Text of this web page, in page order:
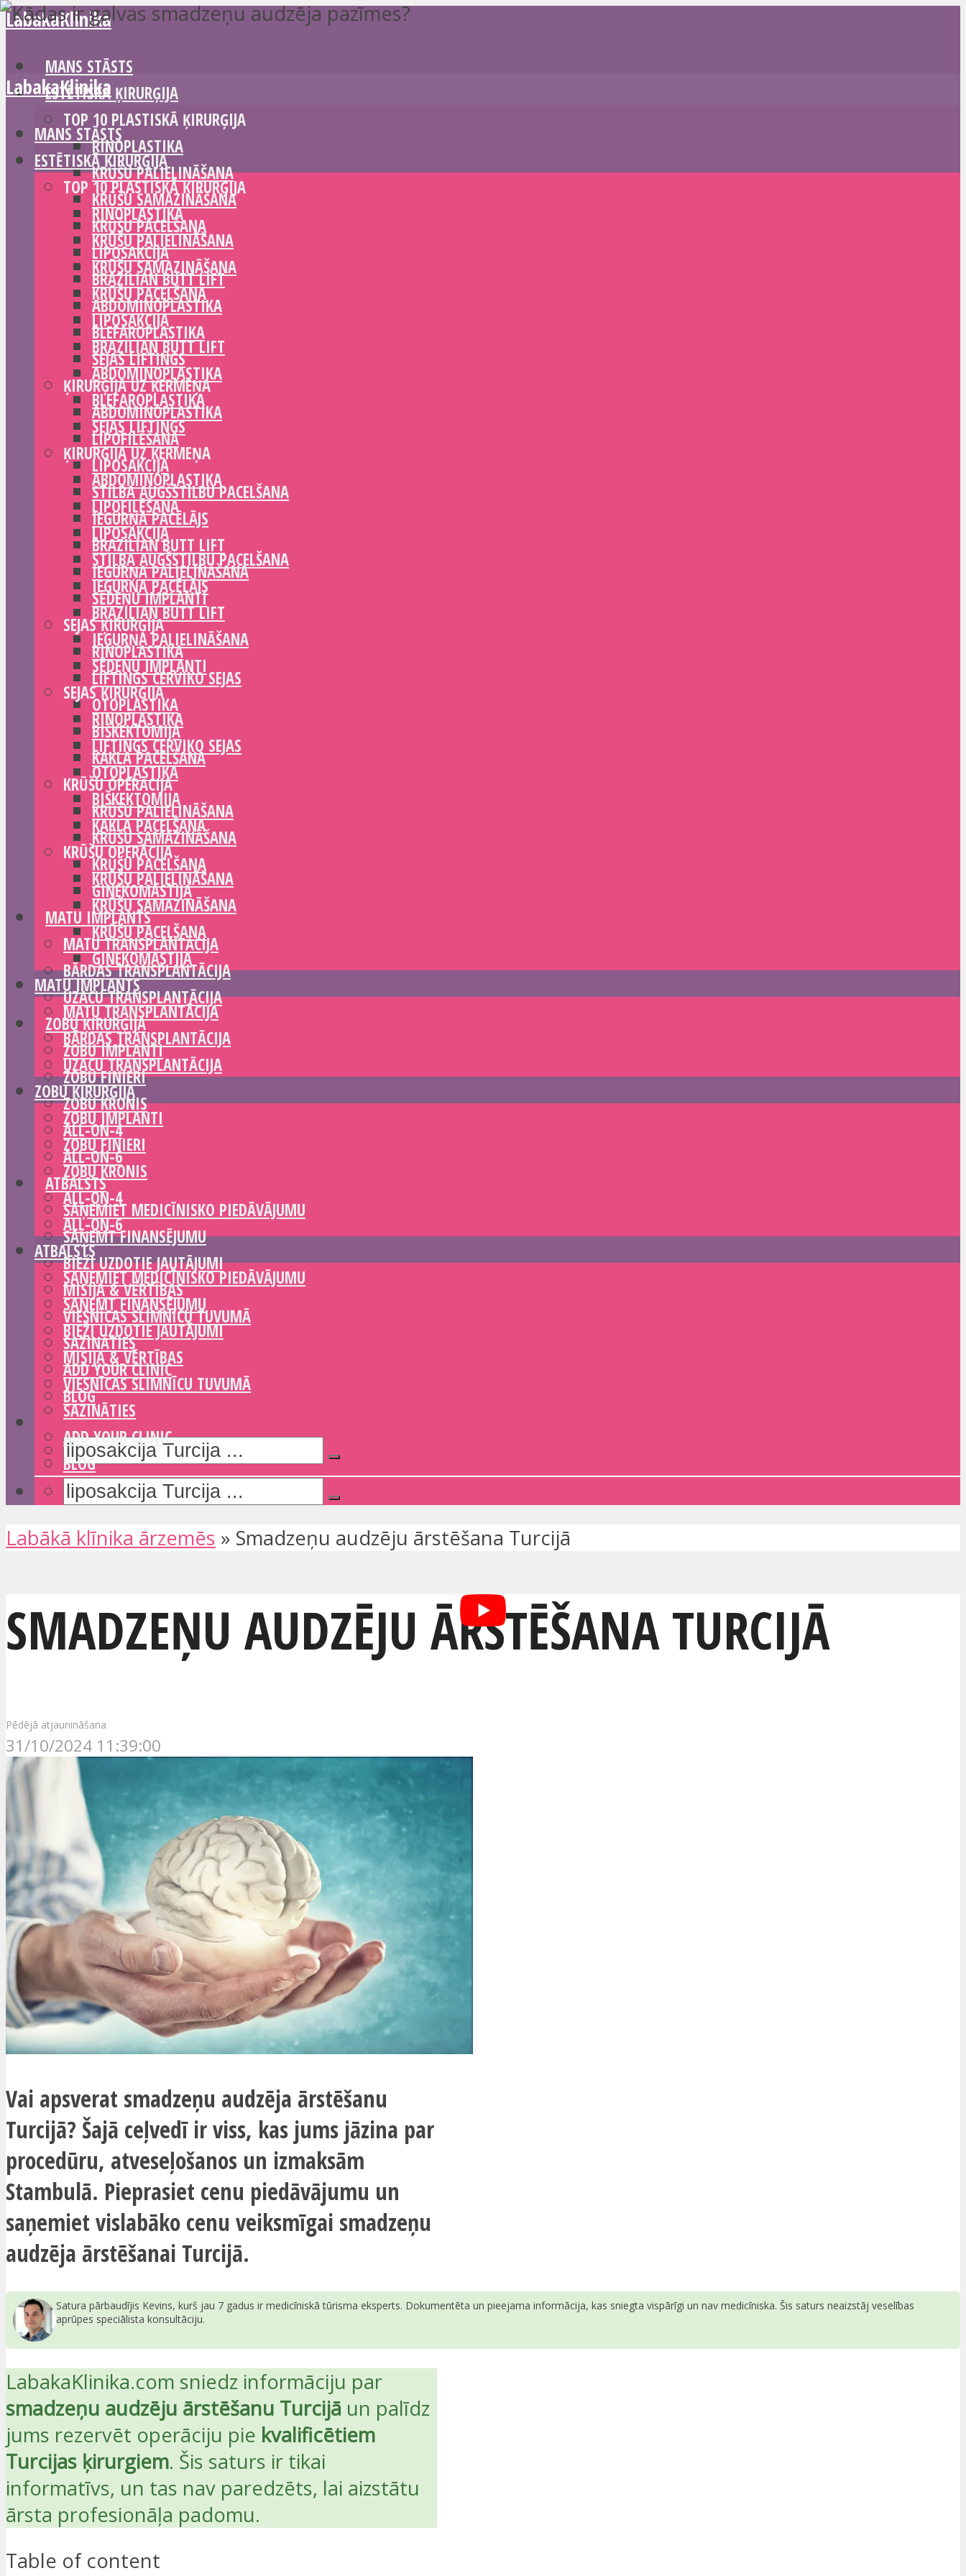
LabakaKlinika
MANS STĀSTS
ESTĒTISKĀ ĶIRURĢIJA
TOP 10 PLASTISKĀ ĶIRURĢIJA
RINOPLASTIKA
KRŪŠU PALIELINĀŠANA
KRŪŠU SAMAZINĀŠANA
KRŪŠU PACELŠANA
LIPOSAKCIJA
BRAZILIAN BUTT LIFT
ABDOMINOPLASTIKA
BLEFAROPLASTIKA
SEJAS LIFTINGS
ĶIRURĢIJA UZ ĶERMEŅA
ABDOMINOPLASTIKA
LIPOFILĒŠANA
LIPOSAKCIJA
STILBA AUGŠSTILBU PACELŠANA
IEGURŅA PACĒLĀJS
BRAZILIAN BUTT LIFT
IEGURŅA PALIELINĀŠANA
SĒDEŅU IMPLANTI
SEJAS ĶIRURĢIJA
RINOPLASTIKA
LIFTINGS CERVIKO SEJAS
OTOPLASTIKA
BIŠKEKTOMIJA
KAKLA PACELŠANA
KRŪŠU OPERĀCIJA
KRŪŠU PALIELINĀŠANA
KRŪŠU SAMAZINĀŠANA
KRŪŠU PACELŠANA
GINEKOMASTIJA
MATU IMPLANTS
MATU TRANSPLANTĀCIJA
BĀRDAS TRANSPLANTĀCIJA
UZACU TRANSPLANTĀCIJA
ZOBU ĶIRURĢIJA
ZOBU IMPLANTI
ZOBU FINIERI
ZOBU KRONIS
ALL-ON-4
ALL-ON-6
ATBALSTS
SAŅEMIET MEDICĪNISKO PIEDĀVĀJUMU
SAŅEMT FINANSĒJUMU
BIEŽI UZDOTIE JAUTĀJUMI
MISIJA & VĒRTĪBAS
VIESNĪCAS SLIMNĪCU TUVUMĀ
SAZINĀTIES
ADD YOUR CLINIC
BLOG
LabakaKlinika
MANS STĀSTS
ESTĒTISKĀ ĶIRURĢIJA
TOP 10 PLASTISKĀ ĶIRURĢIJA
RINOPLASTIKA
KRŪŠU PALIELINĀŠANA
KRŪŠU SAMAZINĀŠANA
KRŪŠU PACELŠANA
LIPOSAKCIJA
BRAZILIAN BUTT LIFT
ABDOMINOPLASTIKA
BLEFAROPLASTIKA
SEJAS LIFTINGS
ĶIRURĢIJA UZ ĶERMEŅA
ABDOMINOPLASTIKA
LIPOFILĒŠANA
LIPOSAKCIJA
STILBA AUGŠSTILBU PACELŠANA
IEGURŅA PACĒLĀJS
BRAZILIAN BUTT LIFT
IEGURŅA PALIELINĀŠANA
SĒDEŅU IMPLANTI
SEJAS ĶIRURĢIJA
RINOPLASTIKA
LIFTINGS CERVIKO SEJAS
OTOPLASTIKA
BIŠKEKTOMIJA
KAKLA PACELŠANA
KRŪŠU OPERĀCIJA
KRŪŠU PALIELINĀŠANA
KRŪŠU SAMAZINĀŠANA
KRŪŠU PACELŠANA
GINEKOMASTIJA
MATU IMPLANTS
MATU TRANSPLANTĀCIJA
BĀRDAS TRANSPLANTĀCIJA
UZACU TRANSPLANTĀCIJA
ZOBU ĶIRURĢIJA
ZOBU IMPLANTI
ZOBU FINIERI
ZOBU KRONIS
ALL-ON-4
ALL-ON-6
ATBALSTS
SAŅEMIET MEDICĪNISKO PIEDĀVĀJUMU
SAŅEMT FINANSĒJUMU
BIEŽI UZDOTIE JAUTĀJUMI
MISIJA & VĒRTĪBAS
VIESNĪCAS SLIMNĪCU TUVUMĀ
SAZINĀTIES
ADD YOUR CLINIC
BLOG
Labākā klīnika ārzemēs » Smadzeņu audzēju ārstēšana Turcijā
SMADZEŅU AUDZĒJU ĀRSTĒŠANA TURCIJĀ
Pēdējā atjaunināšana
31/10/2024 11:39:00
Vai apsverat smadzeņu audzēja ārstēšanu
Turcijā? Šajā ceļvedī ir viss, kas jums jāzina par
procedūru, atveseļošanos un izmaksām
Stambulā. Pieprasiet cenu piedāvājumu un
saņemiet vislabāko cenu veiksmīgai smadzeņu
audzēja ārstēšanai Turcijā.
Satura pārbaudījis Kevins, kurš jau 7 gadus ir medicīniskā tūrisma eksperts. Dokumentēta un pieejama informācija, kas sniegta vispārīgi un nav medicīniska. Šis saturs neaizstāj veselības
aprūpes speciālista konsultāciju.
LabakaKlinika.com sniedz informāciju par
smadzeņu audzēju ārstēšanu Turcijā un palīdz
jums rezervēt operāciju pie kvalificētiem
Turcijas ķirurgiem. Šis saturs ir tikai
informatīvs, un tas nav paredzēts, lai aizstātu
ārsta profesionāļa padomu.
Table of content